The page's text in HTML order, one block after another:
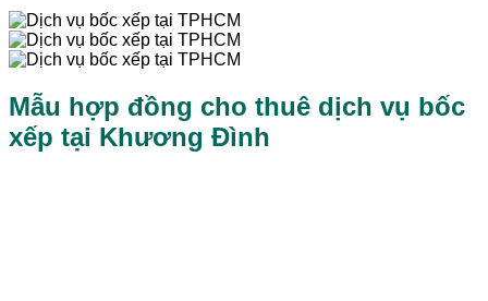
Mẫu hợp đồng cho thuê dịch vụ bốc
xếp tại Khương Đình